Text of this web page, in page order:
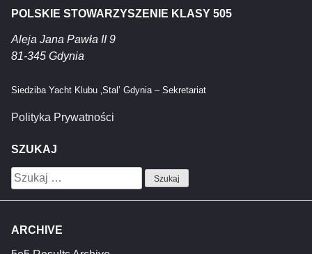
POLSKIE STOWARZYSZENIE KLASY 505
Aleja Jana Pawła II 9
81-345 Gdynia
Siedziba Yacht Klubu ‚Stal’ Gdynia – Sekretariat
Polityka Prywatności
SZUKAJ
Szukaj:
ARCHIVE